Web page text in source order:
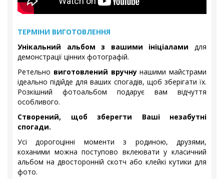
ТЕРМІНИ ВИГОТОВЛЕННЯ
Унікальний альбом з вашими ініціалами для
демонстрації цінних фотографій.
Ретельно виготовлений вручнунашими майстрами
ідеально підійде для ваших спогадів, щоб зберігати їх.
Розкішний фотоальбом подарує вам відчуття
особливого.
Створений, щоб зберегти Ваші незабутні
спогади.
Усі дорогоцінні моменти з родиною, друзями,
коханими можна поступово вклеювати у класичний
альбом на двосторонній скотч або клейкі кутики для
фото.